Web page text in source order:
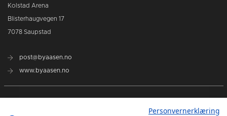
Kolstad Arena
Blisterhaugvegen 17
7078 Saupstad
post@byaasen.no
www.byaasen.no
Personvernerklæring